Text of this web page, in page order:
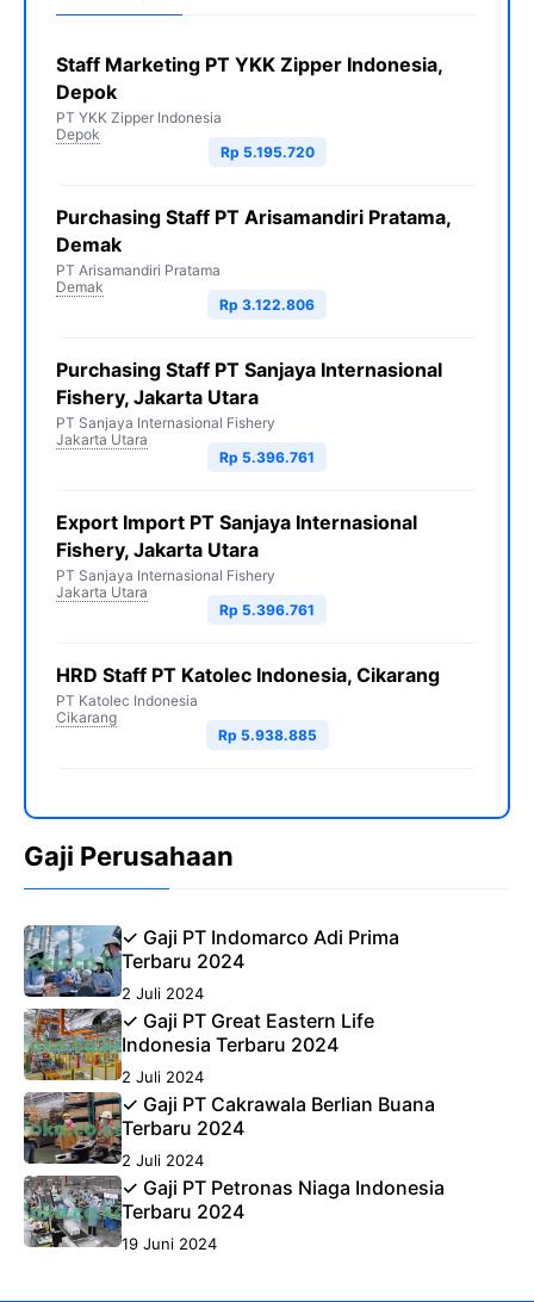
Staff Marketing PT YKK Zipper Indonesia,
Depok
PT YKK Zipper Indonesia
Depok
Rp 5.195.720
Purchasing Staff PT Arisamandiri Pratama,
Demak
PT Arisamandiri Pratama
Demak
Rp 3.122.806
Purchasing Staff PT Sanjaya Internasional
Fishery, Jakarta Utara
PT Sanjaya Internasional Fishery
Jakarta Utara
Rp 5.396.761
Export Import PT Sanjaya Internasional
Fishery, Jakarta Utara
PT Sanjaya Internasional Fishery
Jakarta Utara
Rp 5.396.761
HRD Staff PT Katolec Indonesia, Cikarang
PT Katolec Indonesia
Cikarang
Rp 5.938.885
Gaji Perusahaan
✓ Gaji PT Indomarco Adi Prima
Terbaru 2024
2 Juli 2024
✓ Gaji PT Great Eastern Life
Indonesia Terbaru 2024
2 Juli 2024
✓ Gaji PT Cakrawala Berlian Buana
Terbaru 2024
2 Juli 2024
✓ Gaji PT Petronas Niaga Indonesia
Terbaru 2024
19 Juni 2024